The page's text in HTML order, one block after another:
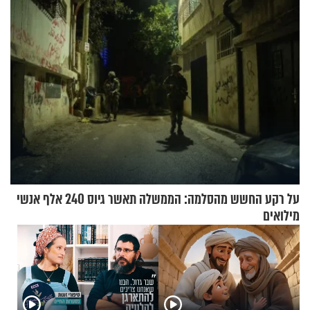
על רקע החשש מהסלמה: הממשלה תאשר גיוס 240 אלף אנשי
מילואים